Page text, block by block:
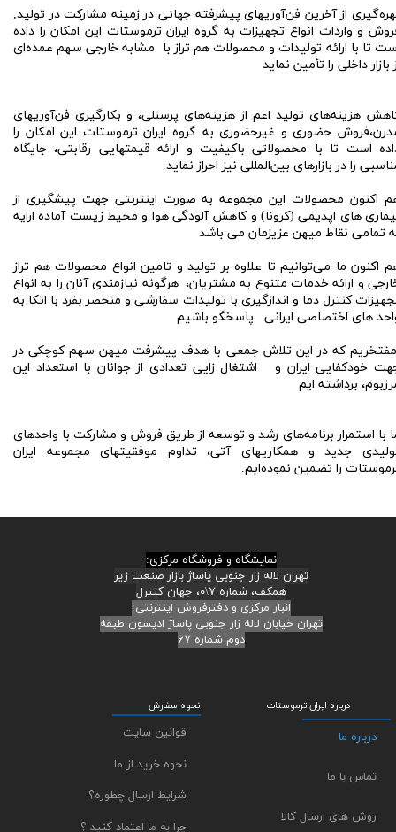
از آخرين فن‌آوريهاى پيشرفته جهانى در زمينه مشارکت در توليد,
و واردات انواع تجهیزات به گروه ایران ترموستات اين امكان را داده
تا با ارائه توليدات و محصولات هم تراز با مشابه خارجى سهم عمده‌اى
بازار داخلى را تأمين نمايد
هزينه‌هاى توليد اعم از هزينه‌هاى پرسنلى، و بكارگيرى فن‌آوريهاى
حضوری و غیرحضوری به گروه ایران ترموستات این امكان را
است تا با محصولاتى باكيفيت و ارائه قيمتهايى رقابتى، جايگاه
را در بازارهاى بين‌المللى نیز احراز نمايد.
اکنون محصولات این مجموعه به صورت اینترنتی جهت پیشگیری از
های اپدیمی (کرونا) و کاهش آلودگی هوا و محیط زیست آماده ارايه
تمامی نقاط میهن عزیزمان می باشد
اكنون ما مى‌توانيم تا علاوه بر توليد و تامین انواع محصولات هم تراز
و ارائه خدمات متنوع به مشتريان، هرگونه نيازمندى آنان را به انواع
کنترل دما و اندازگیری با توليدات سفارشى و منحصر بفرد با اتكا به
های اختصاصى ایرانی پاسخگو باشيم
که در این تلاش جمعی با هدف پیشرفت میهن سهم کوچکی در
خودکفایی ایران و اشتغال زایی تعدادی از جوانان با استعداد این
برداشته ایم
با استمرار برنامه‌هاى رشد و توسعه از طريق فروش و مشارکت با واحد‌هاى
جديد و همكاريهاى آتى، تداوم موفقيتهاى مجموعه ایران
را تضمين نموده‌ايم.
نمایشگاه و فروشگاه مرکزی:
تهران لاله زار جنوبی پاساژ بازار صنعت زیر
همکف، شماره ۷\۰، جهان کنترل
انبار مرکزی و دفترفروش اینترنتی:
تهران خیابان لاله زار جنوبی پاساژ ادیسون طبقه
دوم شماره ۶۷
نحوه سفارش
قوانین سایت
نحوه خرید از ما
شرایط ارسال چطوره؟
چرا به ما اعتماد کنید ؟
درباره ایران ترموستات
درباره ما
تماس با ما
روش های ارسال کالا